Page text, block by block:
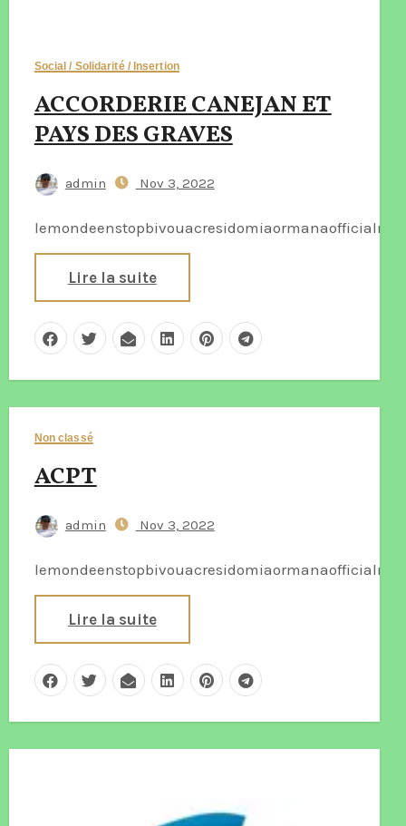
Social / Solidarité / Insertion
ACCORDERIE CANEJAN ET
PAYS DES GRAVES
admin Nov 3, 2022
Lire la suite
Non classé
ACPT
admin Nov 3, 2022
Lire la suite